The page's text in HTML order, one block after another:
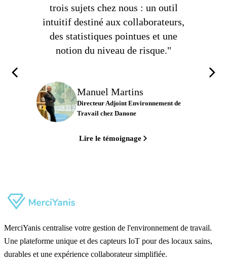
trois sujets chez nous : un outil
intuitif destiné aux collaborateurs,
des statistiques pointues et une
notion du niveau de risque."
Manuel Martins
Directeur Adjoint Environnement de
Travail chez Danone
Lire le témoignage
MerciYanis centralise votre gestion de l'environnement de travail.
Une plateforme unique et des capteurs IoT pour des locaux sains,
durables et une expérience collaborateur simplifiée.